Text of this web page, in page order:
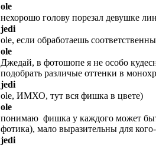
ole
нехорошо голову порезал девушке
jedi
ole, если обработаешь
ole
Джедай, в фотошопе я не особо
подобрать различые оттенки в
jedi
ole, ИМХО, тут вся фишка в цвете)
ole
понимаю фишка у каждого может
фотика), мало выразительны для
jedi